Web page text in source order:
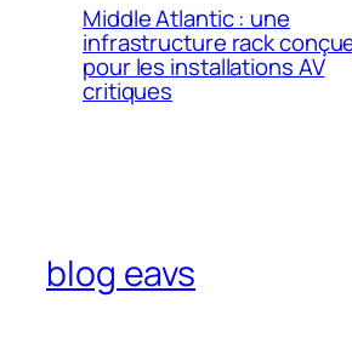
Middle Atlantic : une
infrastructure rack
pour les installations AV
critiques
blog eavs